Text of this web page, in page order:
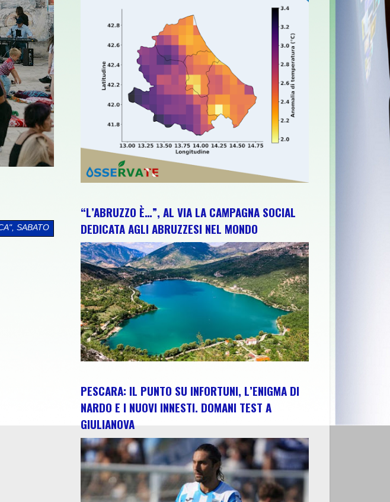
GIORNATA TRA CULTURA, ARTE, CONCERTO E VALORIZZAZIONE DEL TERRITORIO
“L’ABRUZZO È…”, AL VIA LA CAMPAGNA SOCIAL
DEDICATA AGLI ABRUZZESI NEL MONDO
PESCARA: IL PUNTO SU INFORTUNI, L’ENIGMA DI
NARDO E I NUOVI INNESTI. DOMANI TEST A
GIULIANOVA